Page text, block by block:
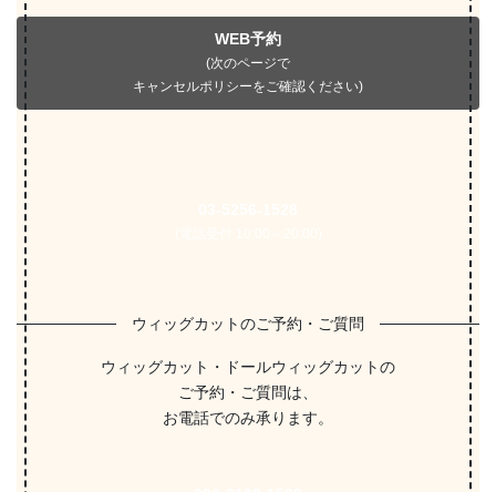
WEB予約
(次のページで
キャンセルポリシーをご確認ください)
ウィッグカットのご予約・ご質問
ウィッグカット・ドールウィッグカットの
ご予約・ご質問は、
お電話でのみ承ります。